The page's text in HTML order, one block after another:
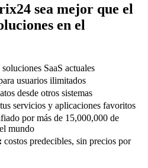
sea mejor que el
en el
SaaS actuales
usuarios ilimitados
desde otros sistemas
servicios y aplicaciones favoritos
por más de 15,000,000 de
mundo
costos predecibles, sin precios por